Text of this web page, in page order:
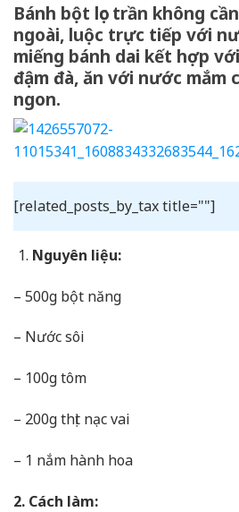
Bánh bột lọc trần không
ngoài, luộc trực tiếp với
miếng bánh dai kết hợp
đậm đà, ăn với nước mắm
ngon.
[related_posts_by_tax title=""]
Nguyên liệu:
– 500g bột năng
– Nước sôi
– 100g tôm
– 200g thịt nạc vai
– 1 nắm hành hoa
2. Cách làm: